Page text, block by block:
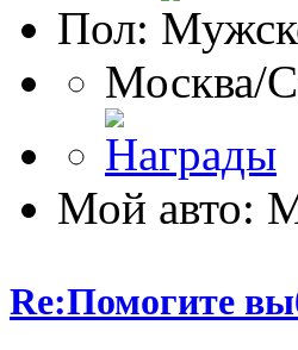
Пол:
Москва/
Мой авто:
Re:Помогите